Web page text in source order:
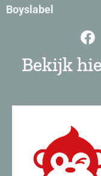
Boyslabel
Bekijk